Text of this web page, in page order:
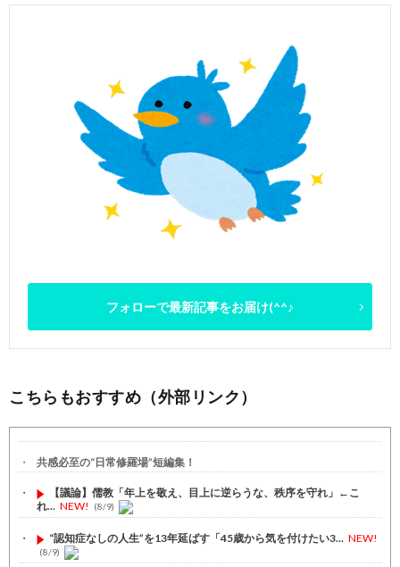
フォローで最新記事をお届け(^^♪
こちらもおすすめ（外部リンク）
共感必至の“日常修羅場”短編集！
【議論】儒教「年上を敬え、目上に逆らうな、秩序を守れ」←こ
れ... NEW! (8/9)
“認知症なしの人生”を13年延ばす「45歳から気を付けたい3... NEW!
(8/9)